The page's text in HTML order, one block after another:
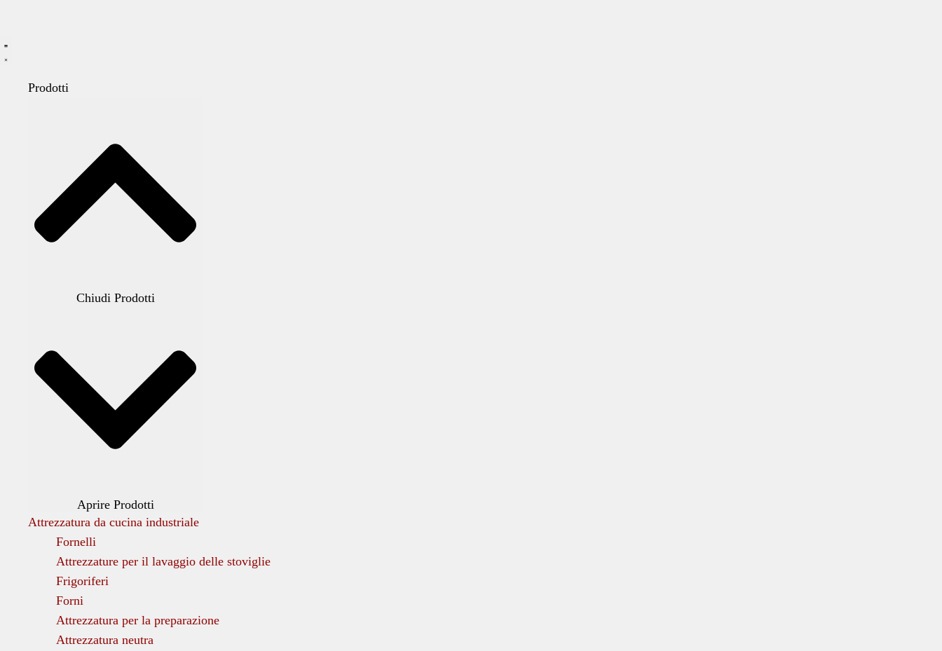
Prodotti
Chiudi Prodotti
Aprire Prodotti
Attrezzatura da cucina industriale
Fornelli
Attrezzature per il lavaggio delle stoviglie
Frigoriferi
Forni
Attrezzatura per la preparazione
Attrezzatura neutra